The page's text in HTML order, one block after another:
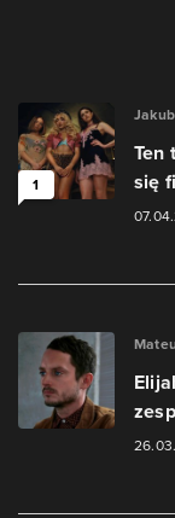
1
Ten
się